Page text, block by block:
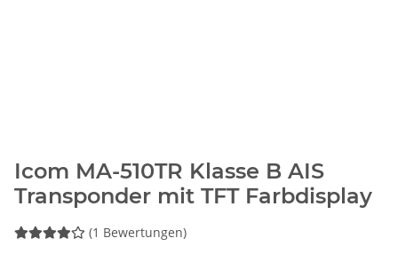
Icom MA-510TR Klasse B AIS
Transponder mit TFT Farbdisplay
(1 Bewertungen)